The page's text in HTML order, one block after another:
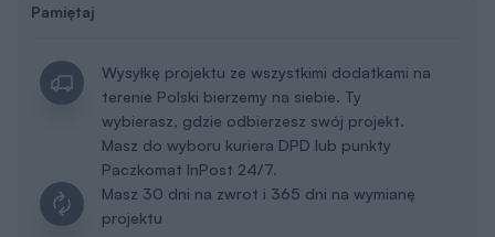
Pamiętaj
Wysyłkę projektu ze wszystkimi dodatkami na
terenie Polski bierzemy na siebie. Ty
wybierasz, gdzie odbierzesz swój projekt.
Masz do wyboru kuriera DPD lub punkty
Paczkomat InPost 24/7.
Masz 30 dni na zwrot i 365 dni na wymianę
projektu